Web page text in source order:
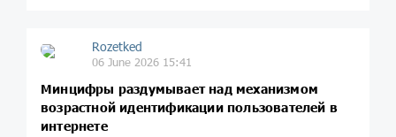
Rozetked
06 June 2026 15:41
Минцифры раздумывает над механизмом
возрастной идентификации пользователей в
интернете